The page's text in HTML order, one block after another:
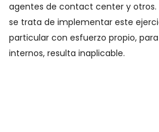
agentes de contact center y otros.
se trata de implementar este
particular con esfuerzo propio,
internos, resulta inaplicable.